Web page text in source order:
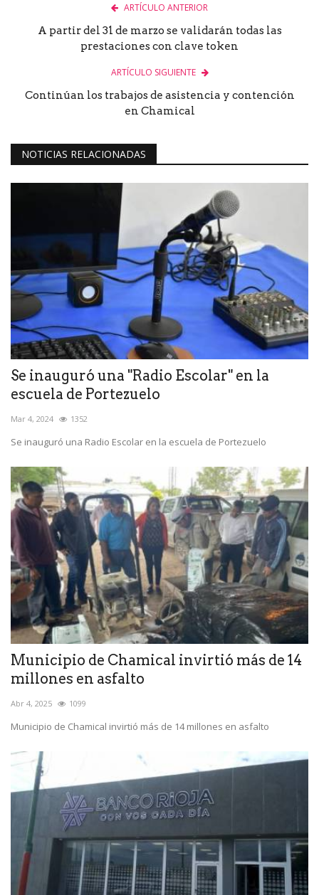
ARTÍCULO ANTERIOR
A partir del 31 de marzo se validarán todas las
prestaciones con clave token
ARTÍCULO SIGUIENTE
Continúan los trabajos de asistencia y contención
en Chamical
NOTICIAS RELACIONADAS
Se inauguró una "Radio Escolar" en la
escuela de Portezuelo
Mar 4, 2024 1352
Se inauguró una Radio Escolar en la escuela de Portezuelo
Municipio de Chamical invirtió más de 14
millones en asfalto
Abr 4, 2025 1099
Municipio de Chamical invirtió más de 14 millones en asfalto